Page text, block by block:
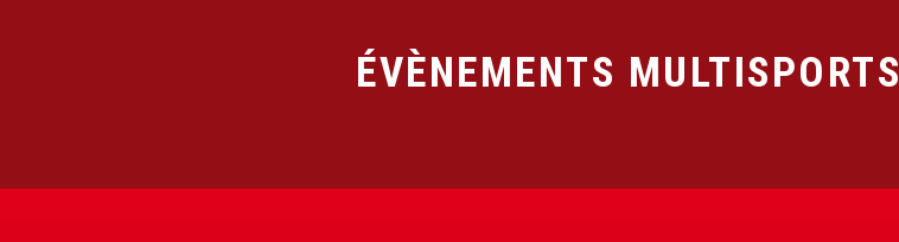
ÉVÈNEMENTS MULTISPORTS